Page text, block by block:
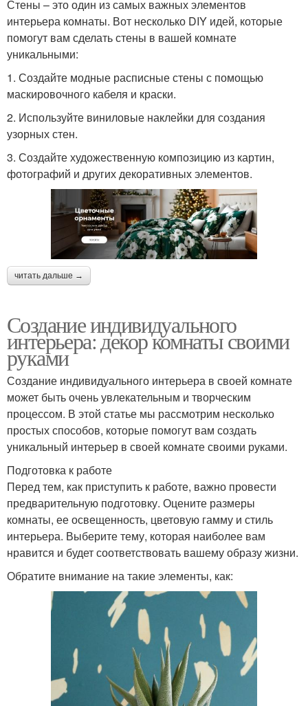
Стены – это один из самых важных элементов
интерьера комнаты. Вот несколько DIY идей, которые
помогут вам сделать стены в вашей комнате
уникальными:
1. Создайте модные расписные стены с помощью
маскировочного кабеля и краски.
2. Используйте виниловые наклейки для создания
узорных стен.
3. Создайте художественную композицию из картин,
фотографий и других декоративных элементов.
читать дальше →
Создание индивидуального
интерьера: декор комнаты своими
руками
Создание индивидуального интерьера в своей комнате
может быть очень увлекательным и творческим
процессом. В этой статье мы рассмотрим несколько
простых способов, которые помогут вам создать
уникальный интерьер в своей комнате своими руками.
Подготовка к работе
Перед тем, как приступить к работе, важно провести
предварительную подготовку. Оцените размеры
комнаты, ее освещенность, цветовую гамму и стиль
интерьера. Выберите тему, которая наиболее вам
нравится и будет соответствовать вашему образу жизни.
Обратите внимание на такие элементы, как: